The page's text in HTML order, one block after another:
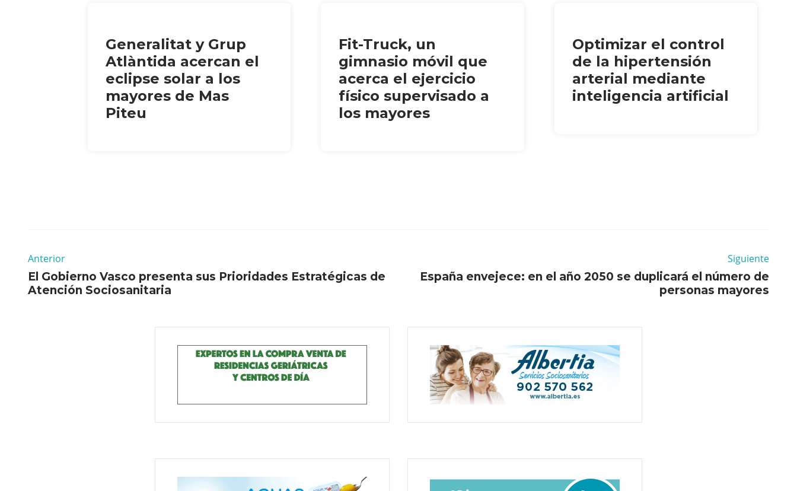
Generalitat y Grup
Atlàntida acercan el
eclipse solar a los
mayores de Mas
Piteu
Fit-Truck, un
gimnasio móvil que
acerca el ejercicio
físico supervisado a
los mayores
Optimizar el control
de la hipertensión
arterial mediante
inteligencia artificial
Anterior
El Gobierno Vasco presenta sus Prioridades Estratégicas de
Atención Sociosanitaria
Siguiente
España envejece: en el año 2050 se duplicará el número de
personas mayores